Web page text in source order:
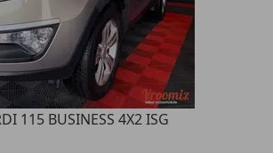
115 BUSINESS 4X2 ISG